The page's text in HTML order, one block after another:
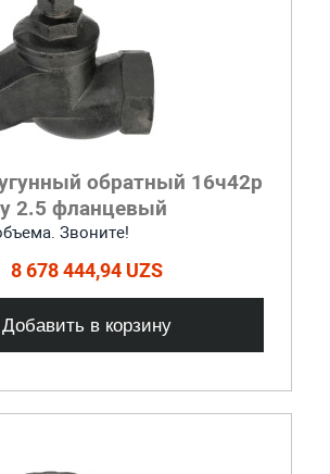
обратный 16ч42р
2.5 фланцевый
Звоните!
8 678 444,94 UZS
Добавить в корзину